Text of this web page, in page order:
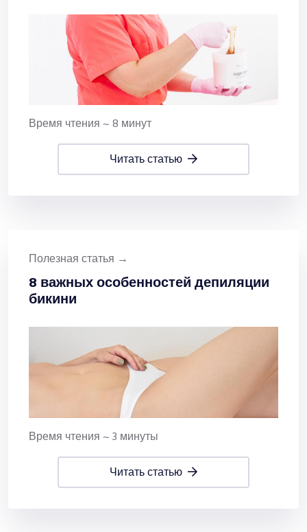
Время чтения ~ 8 минут
читать статью
Полезная статья →
8 важных особенностей депиляции
бикини
Время чтения ~ 3 минуты
читать статью